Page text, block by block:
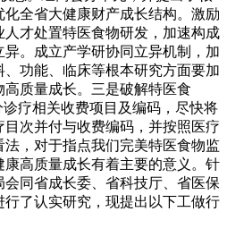
全省大健康财产成长结构。激励
才处置特医食物研发，加速构成
。成立产学研协同立异机制，加
功能、临床等根本研究方面要加
质量成长。三是破解特医食
疗相关收费项目及编码，尽快将
次并付与收费编码，并按照医疗
，对于指点我们完美特医食物监
高质量成长有着主要的意义。针
同省成长委、省科技厅、省医保
了认实研究，现提出以下工做行